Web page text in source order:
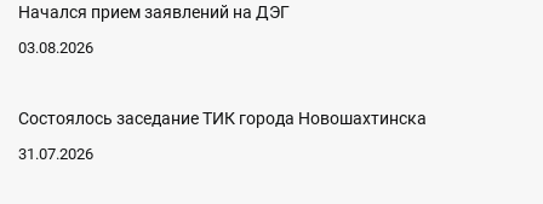
Начался прием заявлений на ДЭГ
03.08.2026
Состоялось заседание ТИК города Новошахтинска
31.07.2026